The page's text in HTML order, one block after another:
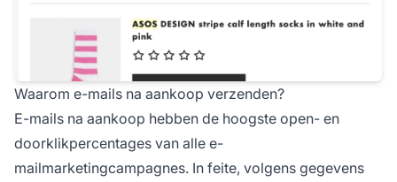
Waarom e-mails na aankoop verzenden?
E-mails na aankoop hebben de hoogste open- en
doorklikpercentages van alle e-
mailmarketingcampagnes. In feite, volgens gegevens